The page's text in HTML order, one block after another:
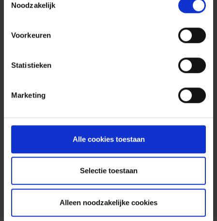
Noodzakelijk
Voorkeuren
Statistieken
Marketing
Alle cookies toestaan
Selectie toestaan
Alleen noodzakelijke cookies
wordt de anticipatieve heffing pas afgerekend
op de tiende verjaardag van de verhoging en
bent om het maximale bedrag te storten, doet
Ook na de betaling van de anticipatieve heffing
loont het de moeite om verder te sparen. De
belastingvrij en blijven een fiscaal voordeel van
30% opleveren.
Bij opname van uw kapitaal op de voorziene
maar heel nadelig. U moet dan uitstapkosten
betalen en de fiscale heffing bedraagt maar
liefst 33%.